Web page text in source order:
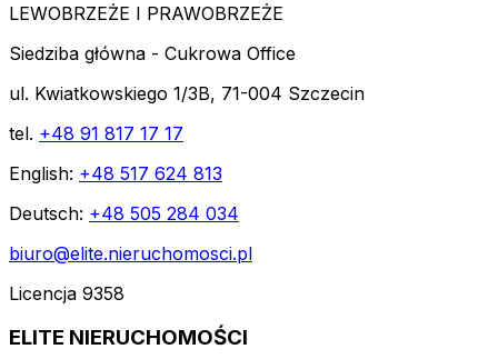
LEWOBRZEŻE I PRAWOBRZEŻE
Siedziba główna - Cukrowa Office
ul. Kwiatkowskiego 1/3B, 71-004 Szczecin
tel. +48 91 817 17 17
English: +48 517 624 813
Deutsch: +48 505 284 034
biuro@elite.nieruchomosci.pl
Licencja 9358
ELITE NIERUCHOMOŚCI